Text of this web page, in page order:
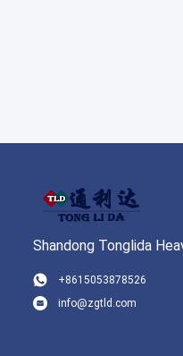
Shandong Tonglida
+8615053878526
info@zgtld.com